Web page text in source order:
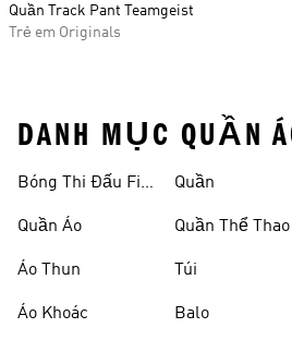
Quần Track Pant Teamgeist
Trẻ em Originals
DANH MỤC QUẦN
Bóng Thi Đấu Fifa
Quần Áo
Áo Thun
Áo Khoác
Quần
Quần Thể Thao
Túi
Balo